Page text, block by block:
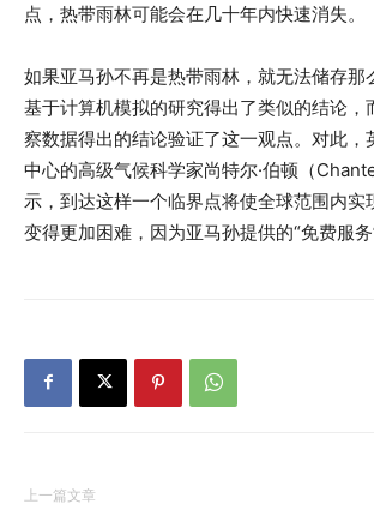
点，热带雨林可能会在几十年内快速消失。
如果亚马孙不再是热带雨林，就无法储存那
基于计算机模拟的研究得出了类似的结论，
察数据得出的结论验证了这一观点。对此，
中心的高级气候科学家尚特尔·伯顿（
示，到达这样一个临界点将使全球范围内实
变得更加困难，因为亚马孙提供的“免费服务
上一篇文章